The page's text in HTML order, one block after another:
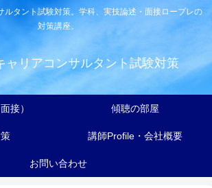
ルタント試験対策。学科、実技論述・面接ロープレの
対策講座。
ャリアコンサルタント試験対策
接） 傾聴の部屋
講師Profile・会社概要
お問い合わせ